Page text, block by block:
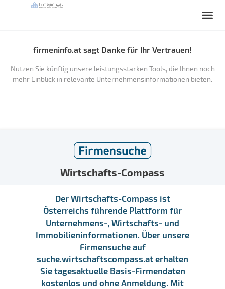
firmeninfo.at sagt Danke für Ihr Vertrauen!
Nutzen Sie künftig unsere leistungsstarken Tools, die Ihnen noch
mehr Einblick in relevante Unternehmensinformationen bieten.
Wirtschafts-Compass
Der Wirtschafts-Compass ist
Österreichs führende Plattform für
Unternehmens-, Wirtschafts- und
Immobilieninformationen. Über unsere
Firmensuche auf
suche.wirtschaftscompass.at erhalten
Sie tagesaktuelle Basis-Firmendaten
kostenlos und ohne Anmeldung. Mit